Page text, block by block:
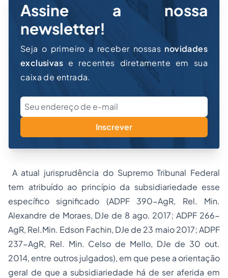
Assine a nossa
newsletter!
Seja o primeiro a receber nossas novidades
exclusivas e recentes diretamente em sua
caixa de entrada.
Inscrever
A atual jurisprudência do Supremo Tribunal Federal
tem atribuído ao princípio da subsidiariedade esse
específico significado (ADPF 390-AgR, Rel. Min.
Alexandre de Moraes, DJe de 8 ago. 2017; ADPF 266-
AgR, Rel.Min. Edson Fachin, DJe de 23 maio 2017; ADPF
237-AgR, Rel. Min. Celso de Mello, DJe de 30 out.
2014, entre outros julgados), em que pese a orientação
geral de que a subsidiariedade há de ser aferida em